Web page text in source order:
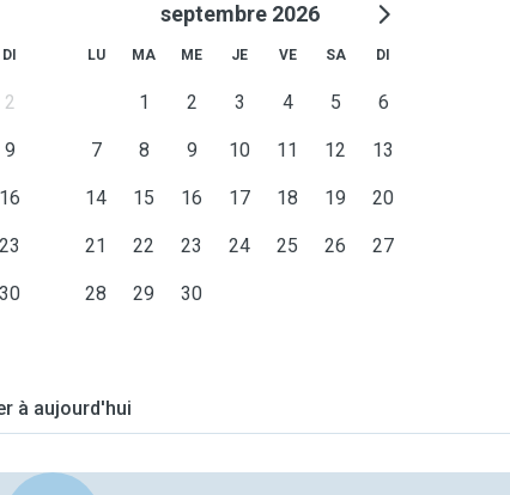
DI
2
9
16
23
30
septembre 2026
LU MA ME JE VE SA DI
1 2 3 4 5 6
7 8 9 10 11 12 13
14 15 16 17 18 19 20
21 22 23 24 25 26 27
28 29 30
à aujourd'hui